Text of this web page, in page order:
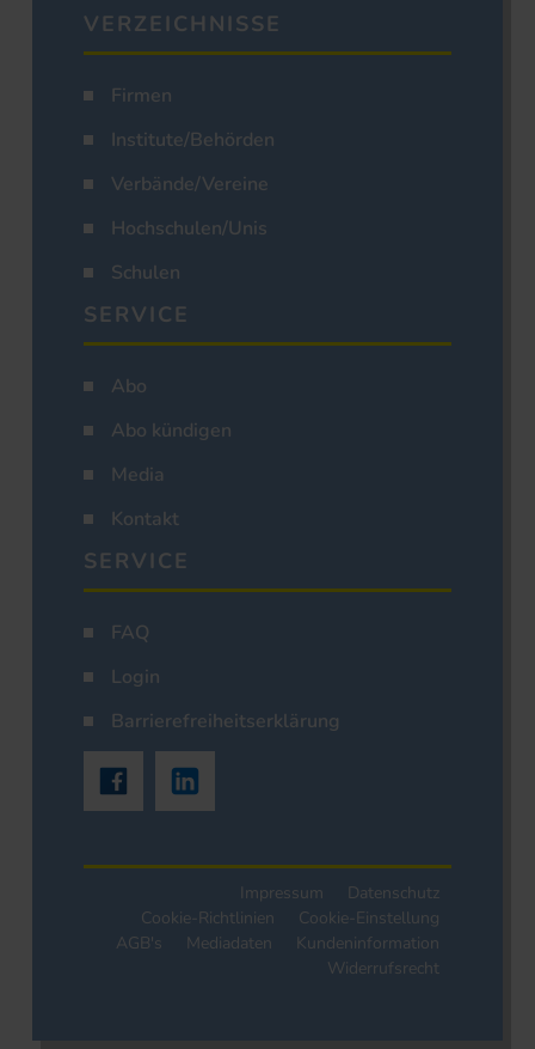
VERZEICHNISSE
Firmen
Institute/Behörden
Verbände/Vereine
Hochschulen/Unis
Schulen
SERVICE
Abo
Abo kündigen
Media
Kontakt
SERVICE
FAQ
Login
Barrierefreiheitserklärung
Impressum
Datenschutz
Cookie-Richtlinien
Cookie-Einstellung
AGB's
Mediadaten
Kundeninformation
Widerrufsrecht